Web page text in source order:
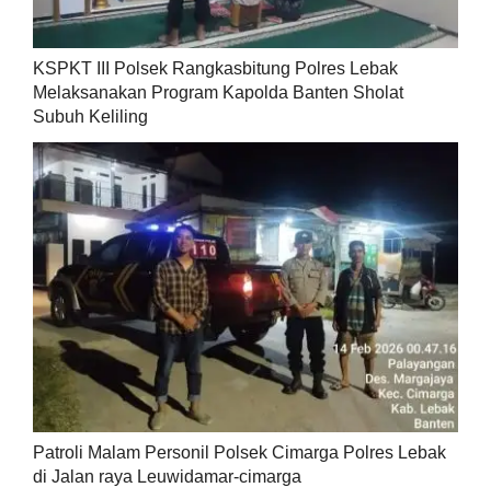
KSPKT III Polsek Rangkasbitung Polres Lebak
Melaksanakan Program Kapolda Banten Sholat
Subuh Keliling
Patroli Malam Personil Polsek Cimarga Polres Lebak
di Jalan raya Leuwidamar-cimarga